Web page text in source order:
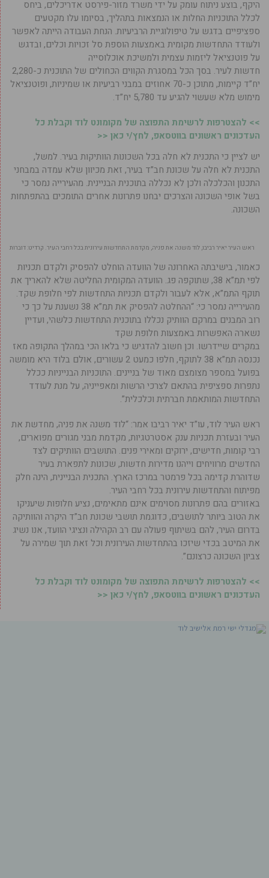
היקף, בוצע ניתוח עומק על ידי משרד מזור-פירסט אדריכלים, ביחס
לכלל התוכניות החלות או הנמצאות בתהליך, בסיומו עלו מקטעים
ספציפיים בדגש על טיפולוגיית הרביעיות. הנחת העבודה הייתה לאפשר
ולעודד התחדשות מקומית באמצעות הוספת סל זכויות וכלים, ובדגש
על פוטנציאל ליזמות עצמית ולמשיכת אוכלוסייה
חדשות לעיר. בסך הכל במסגרת הקווים הכחולים של התוכנית כ-2,280
יח”ד קיימות, מתוכן כ-70 אחוזים במבני רביעיות או שמיניות, ופוטנציאל
מימוש מלא שעשוי להגיע עד 5,780 יח”ד.
>> להצטרפות לרשימת התפוצה של מקומונט לוד וקבלת כל
העדכונים ראשונים בווטסאפ, לחץ/י כאן <<
יש לציין כי התכנית לא חלה בכל השכונות הוותיקות בעיר. למשל,
התכנית לא חלה על שכונת חב”ד בעיר, זאת מכיוון שלא עמדה במבחני
התכנון והכלכלה ולכן לא נכללה בתוכנית הבניינית. מהעירייה נמסר כי
בשל אופי השכונה והצרכים יבחנו פתרונות אחרים התומכים בהתפתחות
השכונה.
ראש העיר יאיר רביבו, לוד משנה את פניה, מקדמת התחדשות עירונית בכל רחבי העיר. קרדיט: דוברות
כאמור, בישיבתה האחרונה של הוועדה הוחלט להפסיק ולקדם תכניות
לפי תמ”א 38, שתוקפה פג. הוועדה המקומית החליטה שלא להאריך את
תוקף התמ”א, אלא לעבור ולקדם תכניות התחדשות לפי חלופת שקד.
מהעירייה נמסר כי: “ההחלטה להפסיק את תמ”א 38 נשענת על כך כי
רוב המבנים במרקם הוותיק נכללו בתוכנית התחדשות כלשהי, ועדיין
נשארה האפשרות באמצעות חלופת שקד
במקרים שיידרשו. וכן חשוב להדגיש כי בלאו הכי במהלך התקופה מאז
נכנסה תמ”א 38 לתוקף, חלפו כמעט 2 עשורים, אולם בלוד היא מומשה
בפועל במספר מצומצם מאוד של בניינים. התוכניות הבנייניות ככלל
נתפרות ספציפית בהתאם לצרכי הרשות ומאפייניה, על מנת לעודד
התחדשות המותאמת חברתית וכלכלית”.
ראש העיר לוד, עו”ד יאיר רביבו אמר: “לוד משנה את פניה, מחדשת את
העיר ובעזרת תכניות ענק אסטרטגיות, מקדמת מבני מגורים מפוארים,
רבי קומות, חדישים, ירוקים ומאירי פנים. התושבים הוותיקים לצד
החדשים מרוויחים וייהנו מדירות חדשות, שכונות לתפארת בעיר
שדוהרת קדימה בכל פרמטר במרכז הארץ. התכנית הבניינית, הינה חלק
מפיתוח והתחדשות עירונית בכל רחבי העיר.
באזורים בהם פתרונות מסוימים אינם מתאימים, נציע חלופות שיעניקו
את הטוב ביותר לתושבים, כדוגמת תושבי שכונת חב”ד היקרה והוותיקה
בדרום העיר, להם בשיתוף פעולה עם רב הקהילה ונציגי הוועד, אנו נשיג
את המיטב בכדי שיזכו בהתחדשות העירונית וכל זאת תוך שמירה על
צביון השכונה כרצונם”.
>> להצטרפות לרשימת התפוצה של מקומונט לוד וקבלת כל
העדכונים ראשונים בווטסאפ, לחץ/י כאן <<